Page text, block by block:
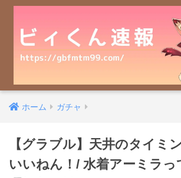
ホーム ガチャ
【グラブル】天井のタイミ
いいねん！/ 水着アーミラ